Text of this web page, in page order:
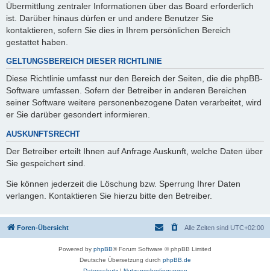
Übermittlung zentraler Informationen über das Board erforderlich
ist. Darüber hinaus dürfen er und andere Benutzer Sie
kontaktieren, sofern Sie dies in Ihrem persönlichen Bereich
gestattet haben.
GELTUNGSBEREICH DIESER RICHTLINIE
Diese Richtlinie umfasst nur den Bereich der Seiten, die die phpBB-
Software umfassen. Sofern der Betreiber in anderen Bereichen
seiner Software weitere personenbezogene Daten verarbeitet, wird
er Sie darüber gesondert informieren.
AUSKUNFTSRECHT
Der Betreiber erteilt Ihnen auf Anfrage Auskunft, welche Daten über
Sie gespeichert sind.
Sie können jederzeit die Löschung bzw. Sperrung Ihrer Daten
verlangen. Kontaktieren Sie hierzu bitte den Betreiber.
Foren-Übersicht Alle Zeiten sind UTC+02:00
Powered by phpBB® Forum Software © phpBB Limited
Deutsche Übersetzung durch phpBB.de